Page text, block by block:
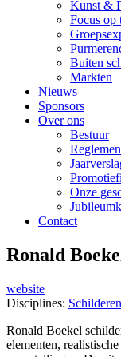
Kunst &
Focus op
Buiten
Markten
Nieuws
Sponsors
Over ons
Bestuur
Onze
Contact
Ronald
website
Disciplines: Schilderen
Ronald Boekel
elementen,